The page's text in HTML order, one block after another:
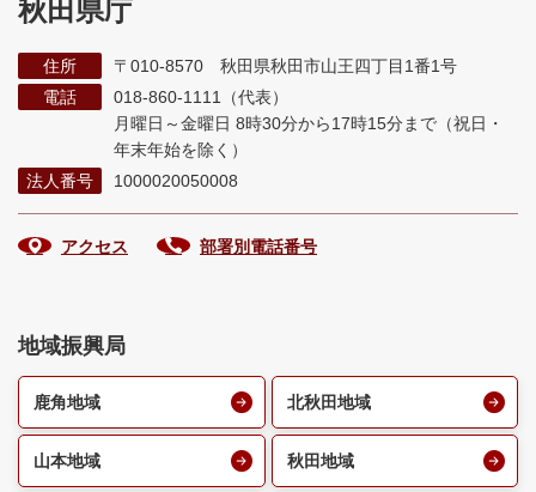
秋田県庁
住所
〒010-8570 秋田県秋田市山王四丁目1番1号
電話
018-860-1111（代表）
月曜日～金曜日 8時30分から17時15分まで （祝日・
年末年始を除く）
法人番号
1000020050008
アクセス 部署別電話番号
地域振興局
鹿角地域 北秋田地域
山本地域 秋田地域